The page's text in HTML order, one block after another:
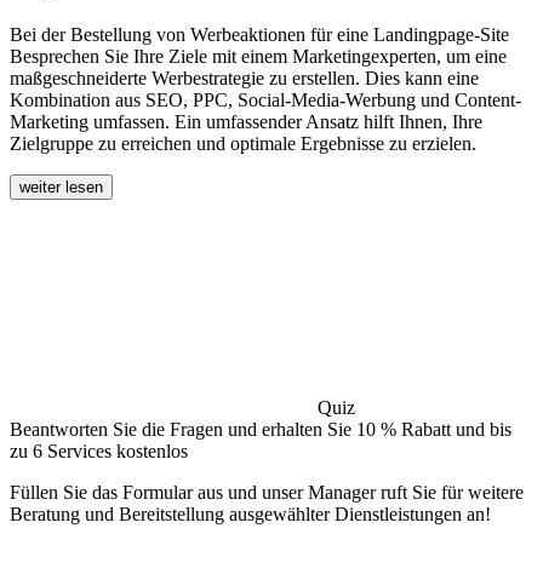
Bei der Bestellung von Werbeaktionen für eine Landingpage-Site
Besprechen Sie Ihre Ziele mit einem Marketingexperten, um eine
maßgeschneiderte Werbestrategie zu erstellen. Dies kann eine
Kombination aus SEO, PPC, Social-Media-Werbung und Content-
Marketing umfassen. Ein umfassender Ansatz hilft Ihnen, Ihre
Zielgruppe zu erreichen und optimale Ergebnisse zu erzielen.
weiter lesen
Quiz
Beantworten Sie die Fragen und erhalten Sie 10 % Rabatt und bis
zu 6 Services kostenlos
Füllen Sie das Formular aus und unser Manager ruft Sie für weitere
Beratung und Bereitstellung ausgewählter Dienstleistungen an!